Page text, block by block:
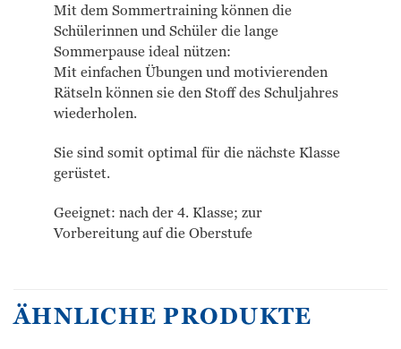
Mit dem Sommertraining können die
Schülerinnen und Schüler die lange
Sommerpause ideal nützen:
Mit einfachen Übungen und motivierenden
Rätseln können sie den Stoff des Schuljahres
wiederholen.
Sie sind somit optimal für die nächste Klasse
gerüstet.
Geeignet: nach der 4. Klasse; zur
Vorbereitung auf die Oberstufe
ÄHNLICHE PRODUKTE